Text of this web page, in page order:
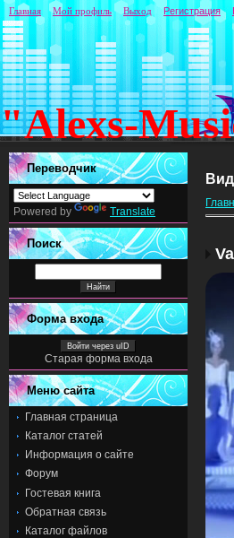
"Alexs-
Главная Мой профиль Выход Регистрация
Переводчик
Powered by Translate
Поиск
Форма входа
Войти через uID
Старая форма входа
Меню сайта
Главная страница
Каталог статей
Информация о сайте
Форум
Гостевая книга
Обратная связь
Каталог файлов